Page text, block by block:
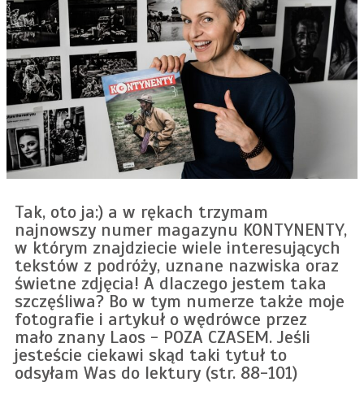
Tak, oto ja:) a w rękach trzymam
najnowszy numer magazynu KONTYNENTY,
w którym znajdziecie wiele interesujących
tekstów z podróży, uznane nazwiska oraz
świetne zdjęcia! A dlaczego jestem taka
szczęśliwa? Bo w tym numerze także moje
fotografie i artykuł o wędrówce przez
mało znany Laos - POZA CZASEM. Jeśli
jesteście ciekawi skąd taki tytuł to
odsyłam Was do lektury (str. 88-101)